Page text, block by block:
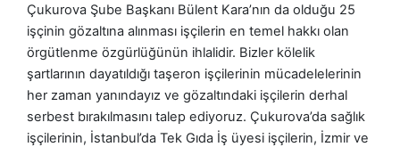
Çukurova Şube Başkanı Bülent Kara’nın da olduğu 25
işçinin gözaltına alınması işçilerin en temel hakkı olan
örgütlenme özgürlüğünün ihlalidir. Bizler kölelik
şartlarının dayatıldığı taşeron işçilerinin mücadelelerinin
her zaman yanındayız ve gözaltındaki işçilerin derhal
serbest bırakılmasını talep ediyoruz. Çukurova’da sağlık
işçilerinin, İstanbul’da Tek Gıda İş üyesi işçilerin, İzmir ve